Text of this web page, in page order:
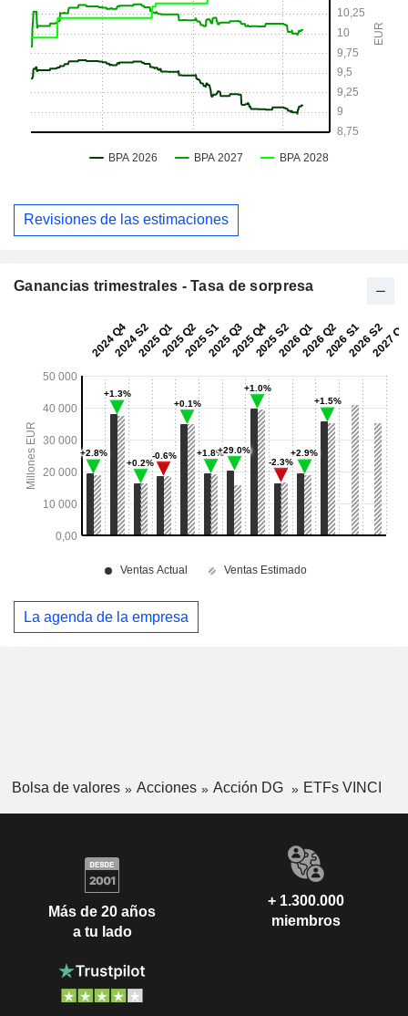
Revisiones de las estimaciones
Ganancias trimestrales - Tasa de sorpresa
La agenda de la empresa
Bolsa de valores Acciones Acción DG ETFs VINCI
Más de 20 años
a tu lado
+ 1.300.000
miembros